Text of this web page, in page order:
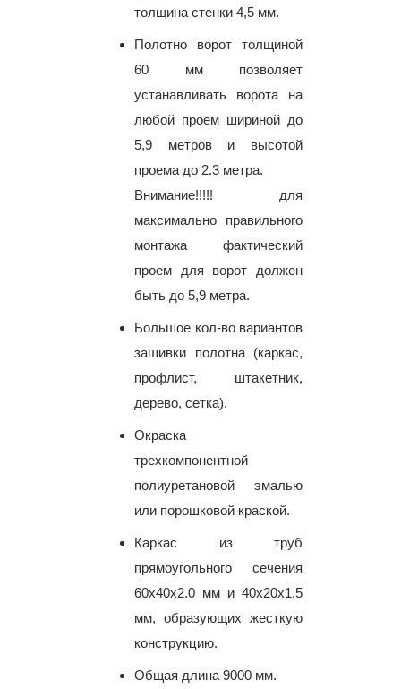
толщина стенки 4,5 мм.
Полотно ворот толщиной
60 мм позволяет
устанавливать ворота на
любой проем шириной до
5,9 метров и высотой
проема до 2.3 метра.
Внимание!!!!! для
максимально правильного
монтажа фактический
проем для ворот должен
быть до 5,9 метра.
Большое кол-во вариантов
зашивки полотна (каркас,
профлист, штакетник,
дерево, сетка).
Окраска
трехкомпонентной
полиуретановой эмалью
или порошковой краской.
Каркас из труб
прямоугольного сечения
60х40х2.0 мм и 40х20х1.5
мм, образующих жесткую
конструкцию.
Общая длина 9000 мм.